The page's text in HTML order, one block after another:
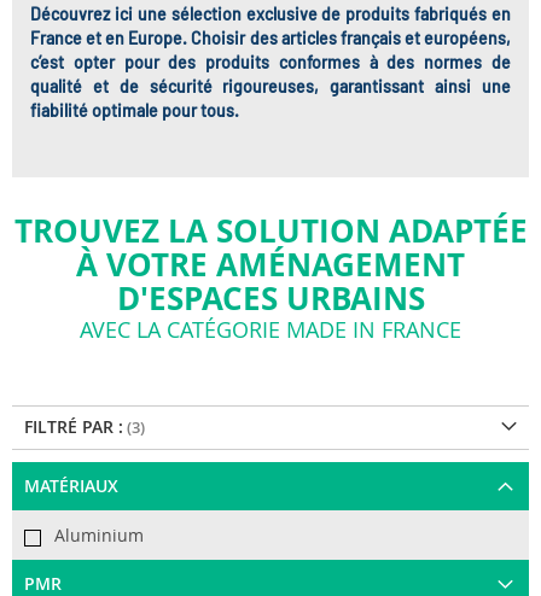
Découvrez ici une sélection exclusive de produits fabriqués en
France et en Europe. Choisir des articles français et européens,
c’est opter pour des produits conformes à des normes de
qualité et de sécurité rigoureuses, garantissant ainsi une
fiabilité optimale pour tous.
TROUVEZ LA SOLUTION ADAPTÉE
À VOTRE AMÉNAGEMENT
D'ESPACES URBAINS
AVEC LA CATÉGORIE MADE IN FRANCE
FILTRÉ PAR :
MATÉRIAUX
Aluminium
PMR